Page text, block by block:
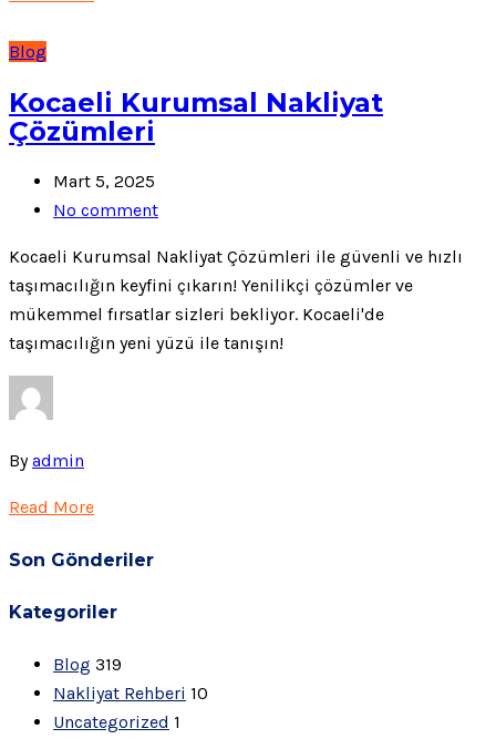
Blog
Kocaeli Kurumsal Nakliyat
Çözümleri
Mart 5, 2025
No comment
Kocaeli Kurumsal Nakliyat Çözümleri ile güvenli ve hızlı
taşımacılığın keyfini çıkarın! Yenilikçi çözümler ve
mükemmel fırsatlar sizleri bekliyor. Kocaeli'de
taşımacılığın yeni yüzü ile tanışın!
Byadmin
Read More
Son Gönderiler
Kategoriler
Blog 319
Nakliyat Rehberi 10
Uncategorized 1